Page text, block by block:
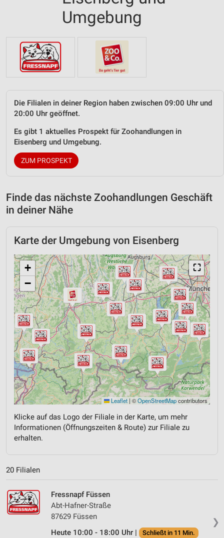
Umgebung
Die Filialen in deiner Region haben zwischen 09:00 Uhr und
20:00 Uhr geöffnet.
Es gibt 1 aktuelles Prospekt für Zoohandlungen in
Eisenberg und Umgebung.
ZUM PROSPEKT
Finde das nächste Zoohandlungen Geschäft
in deiner Nähe
Karte der Umgebung von Eisenberg
⛶
+
−
Leaflet | ©OpenStreetMapcontributors
Klicke auf das Logo der Filiale in der Karte, um mehr
Informationen (Öffnungszeiten & Route) zur Filiale zu
erhalten.
20 Filialen
❯
Fressnapf Füssen
Abt-Hafner-Straße
87629 Füssen
Heute 10:00 - 18:00 Uhr |
Schließt in 11 Min.